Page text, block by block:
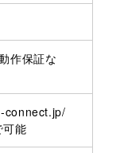
作保証な
connect.jp/
可能